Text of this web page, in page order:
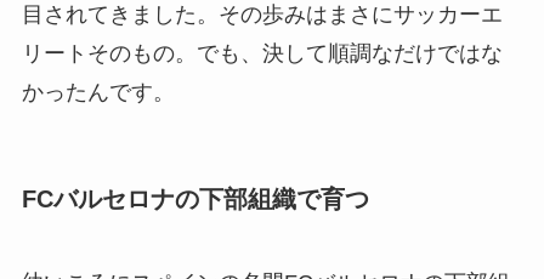
目されてきました。その歩みはまさにサッカーエ
リートそのもの。でも、決して順調なだけではな
かったんです。
FCバルセロナの下部組織で育つ